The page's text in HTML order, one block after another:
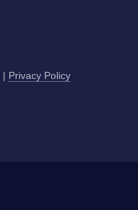
| Privacy Policy